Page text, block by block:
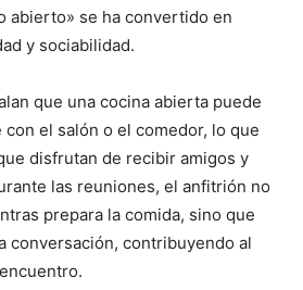
abierto» se ha convertido en
y sociabilidad.
que una cocina abierta puede
el salón o el comedor, lo que
disfrutan de recibir amigos y
las reuniones, el anfitrión no
prepara la comida, sino que
conversación, contribuyendo al